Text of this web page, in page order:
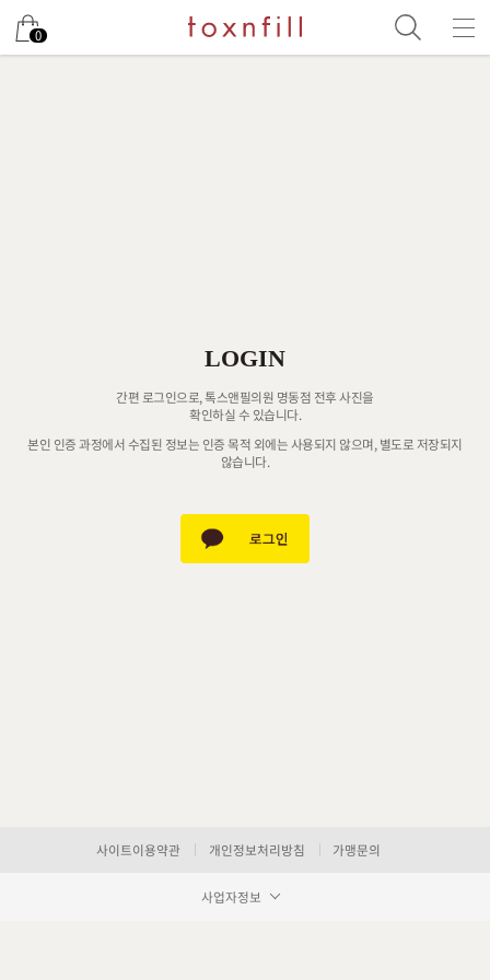
0
LOGIN
간편 로그인으로, 톡스앤필의원 명동점 전후 사진을
확인하실 수 있습니다.
본인 인증 과정에서 수집된 정보는 인증 목적 외에는 사용되지 않으며, 별도로 저장되지
않습니다.
사이트이용약관 개인정보처리방침 가맹문의
사업자정보